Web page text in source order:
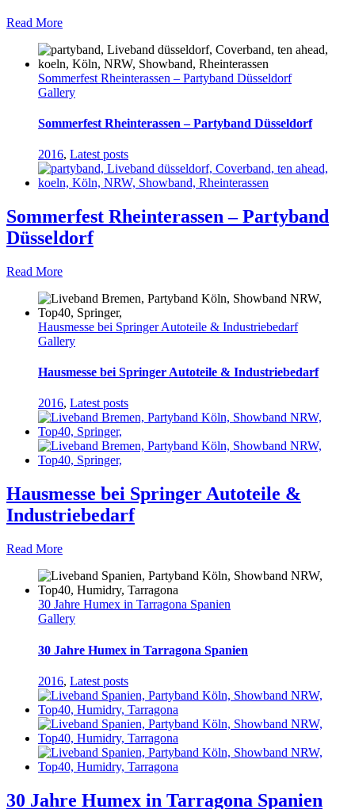
Read More
Sommerfest Rheinterassen – Partyband Düsseldorf
Gallery
Sommerfest Rheinterassen – Partyband Düsseldorf
2016, Latest posts
Sommerfest Rheinterassen – Partyband
Düsseldorf
Read More
Hausmesse bei Springer Autoteile & Industriebedarf
Gallery
Hausmesse bei Springer Autoteile & Industriebedarf
2016, Latest posts
Hausmesse bei Springer Autoteile &
Industriebedarf
Read More
30 Jahre Humex in Tarragona Spanien
Gallery
30 Jahre Humex in Tarragona Spanien
2016, Latest posts
30 Jahre Humex in Tarragona Spanien